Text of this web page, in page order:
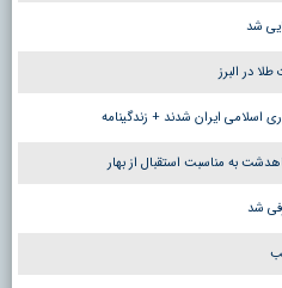
در البرز
اسلامی ایران شدند + زندگینامه
به مناسبت استقبال از بهار
شد